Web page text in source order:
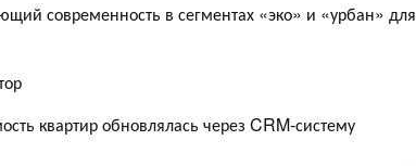
современность в сегментах «эко» и «урбан» для
квартир обновлялась через CRM-систему